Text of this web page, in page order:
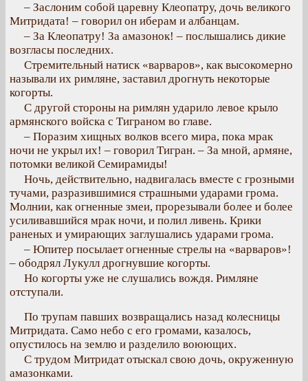
– Заслоним собой царевну Клеопатру, дочь великого
Митридата! – говорил он иберам и албанцам.
– За Клеопатру! За амазонок! – послышались дикие
возгласы последних.
Стремительный натиск «варваров», как высокомерно
называли их римляне, заставил дрогнуть некоторые
когорты.
С другой стороны на римлян ударило левое крыло
армянского войска с Тиграном во главе.
– Поразим хищных волков всего мира, пока мрак
ночи не укрыл их! – говорил Тигран. – За мной, армяне,
потомки великой Семирамиды!
Ночь, действительно, надвигалась вместе с грозными
тучами, разразившимися страшными ударами грома.
Молнии, как огненные змеи, прорезывали более и более
усиливавшийся мрак ночи, и полил ливень. Крики
раненых и умирающих заглушались ударами грома.
– Юпитер посылает огненные стрелы на «варваров»!
– ободрял Лукулл дрогнувшие когорты.
Но когорты уже не слушались вождя. Римляне
отступали.
По трупам павших возвращались назад колесницы
Митридата. Само небо с его громами, казалось,
опустилось на землю и разделило воюющих.
С трудом Митридат отыскал свою дочь, окруженную
амазонками.